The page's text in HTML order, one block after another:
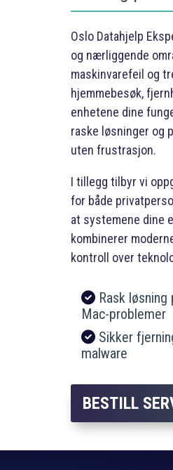
Oslo Datahjelp
og nærliggende
maskinvarefeil og
hjemmebesøk,
enhetene dine
raske løsninger og
uten frustrasjon.
I tillegg tilbyr vi
for både
at systemene dine
kombinerer
kontroll over
Rask løsning
Mac-problemer
Sikker
malware
BESTILL